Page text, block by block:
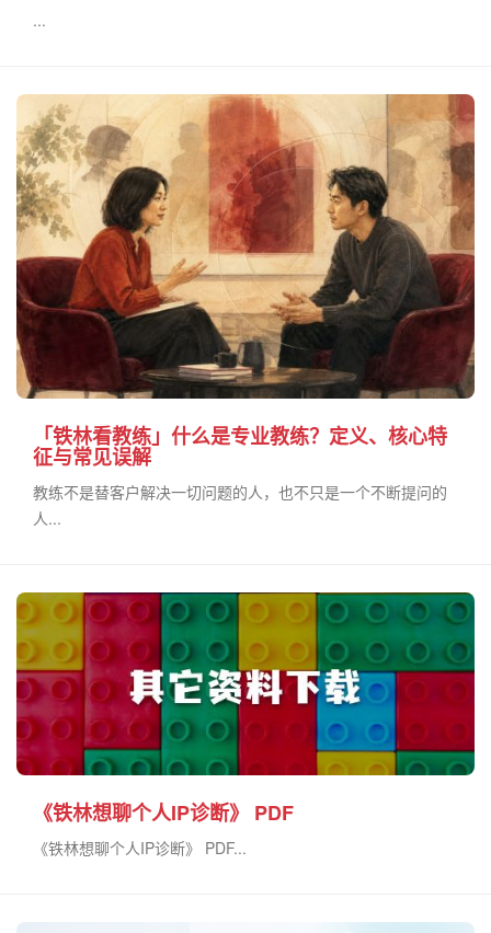
...
「铁林看教练」什么是专业教练？定义、核心特
征与常见误解
教练不是替客户解决一切问题的人，也不只是一个不断提问的
人...
《铁林想聊个人IP诊断》 PDF
《铁林想聊个人IP诊断》 PDF...